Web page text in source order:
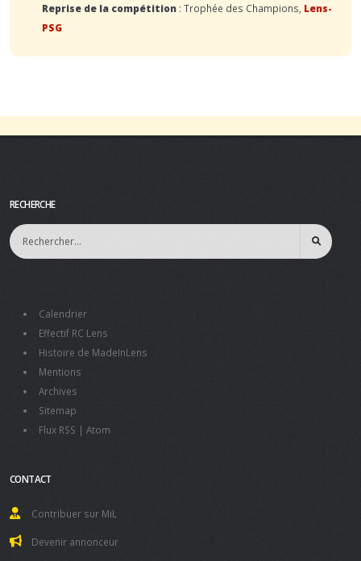
Reprise de la compétition : Trophée des Champions, Lens-
PSG
RECHERCHE
Calendrier
Effectif RC Lens
Histoire de MadeInLens
Mentions
Archives
Sitemap
Flux RSS | Atom
CONTACT
Contribuer sur MiL
Devenir annonceur